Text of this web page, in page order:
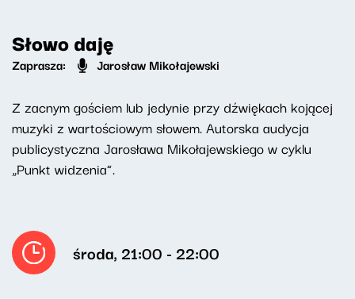
Słowo daję
Zaprasza: Jarosław Mikołajewski
Z zacnym gościem lub jedynie przy dźwiękach kojącej
muzyki z wartościowym słowem. Autorska audycja
publicystyczna Jarosława Mikołajewskiego w cyklu
„Punkt widzenia”.
środa, 21:00 - 22:00